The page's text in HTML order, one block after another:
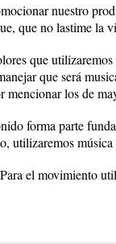
nuestro
que no lastime la
que utilizaremos
que será
mencionar los de
forma parte
utilizaremos
el movimiento